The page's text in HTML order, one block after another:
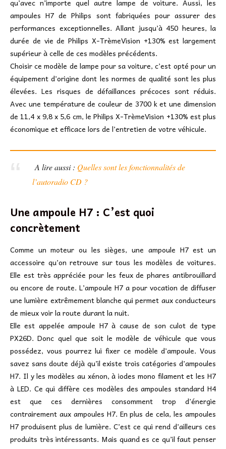
qu’avec n’importe quel autre lampe de voiture. Aussi, les
ampoules H7 de Philips sont fabriquées pour assurer des
performances exceptionnelles. Allant jusqu’à 450 heures, la
durée de vie de Philips X-TrèmeVision +130% est largement
supérieur à celle de ces modèles précédents.
Choisir ce modèle de lampe pour sa voiture, c’est opté pour un
équipement d’origine dont les normes de qualité sont les plus
élevées. Les risques de défaillances précoces sont réduis.
Avec une température de couleur de 3700 k et une dimension
de 11,4 x 9,8 x 5,6 cm, le Philips X-TrèmeVision +130% est plus
économique et efficace lors de l’entretien de votre véhicule.
A lire aussi : Quelles sont les fonctionnalités de
l’autoradio CD ?
Une ampoule H7 : C’est quoi
concrètement
Comme un moteur ou les sièges, une ampoule H7 est un
accessoire qu’on retrouve sur tous les modèles de voitures.
Elle est très appréciée pour les feux de phares antibrouillard
ou encore de route. L’ampoule H7 a pour vocation de diffuser
une lumière extrêmement blanche qui permet aux conducteurs
de mieux voir la route durant la nuit.
Elle est appelée ampoule H7 à cause de son culot de type
PX26D. Donc quel que soit le modèle de véhicule que vous
possédez, vous pourrez lui fixer ce modèle d’ampoule. Vous
savez sans doute déjà qu’il existe trois catégories d’ampoules
H7. Il y les modèles au xénon, à iodes mono filament et les H7
à LED. Ce qui diffère ces modèles des ampoules standard H4
est que ces dernières consomment trop d’énergie
contrairement aux ampoules H7. En plus de cela, les ampoules
H7 produisent plus de lumière. C’est ce qui rend d’ailleurs ces
produits très intéressants. Mais quand es ce qu’il faut penser